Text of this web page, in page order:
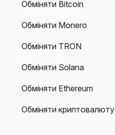
Обміняти Bitcoin
Обміняти Monero
Обміняти TRON
Обміняти Solana
Обміняти Ethereum
Обміняти криптовалюту